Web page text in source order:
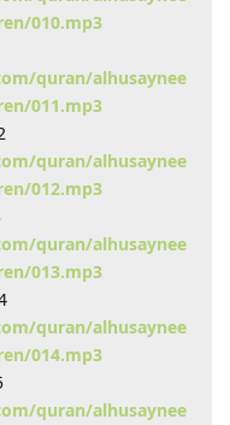
010.mp3
quran/alhusaynee
011.mp3
quran/alhusaynee
012.mp3
quran/alhusaynee
013.mp3
quran/alhusaynee
014.mp3
quran/alhusaynee